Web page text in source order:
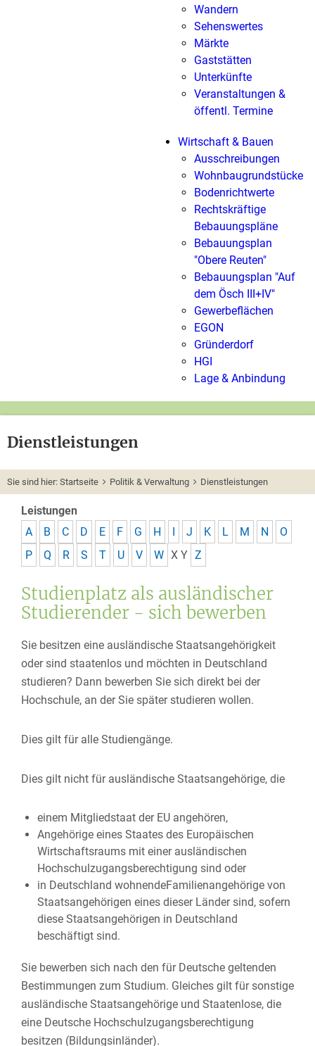
Wandern
Sehenswertes
Märkte
Gaststätten
Unterkünfte
Veranstaltungen &
öffentl. Termine
Wirtschaft & Bauen
Ausschreibungen
Wohnbaugrundstücke
Bodenrichtwerte
Rechtskräftige
Bebauungspläne
Bebauungsplan
"Obere Reuten"
Bebauungsplan "Auf
dem Ösch III+IV"
Gewerbeflächen
EGON
Gründerdorf
HGI
Lage & Anbindung
Dienstleistungen
Sie sind hier: Startseite Politik & Verwaltung Dienstleistungen
Leistungen
A
B C D E F G H I J K L M N
O
P
Q R S T U V W X Y Z
Studienplatz als ausländischer
Studierender - sich bewerben
Sie besitzen eine ausländische Staatsangehörigkeit
oder sind staatenlos und möchten in Deutschland
studieren? Dann bewerben Sie sich direkt bei der
Hochschule, an der Sie später studieren wollen.
Dies gilt für alle Studiengänge.
Dies gilt nicht für ausländische Staatsangehörige, die
einem Mitgliedstaat der EU angehören,
Angehörige eines Staates des Europäischen
Wirtschaftsraums mit einer ausländischen
Hochschulzugangsberechtigung sind oder
in Deutschland wohnendeFamilienangehörige von
Staatsangehörigen eines dieser Länder sind, sofern
diese Staatsangehörigen in Deutschland
beschäftigt sind.
Sie bewerben sich nach den für Deutsche geltenden
Bestimmungen zum Studium. Gleiches gilt für sonstige
ausländische Staatsangehörige und Staatenlose, die
eine Deutsche Hochschulzugangsberechtigung
besitzen (Bildungsinländer).